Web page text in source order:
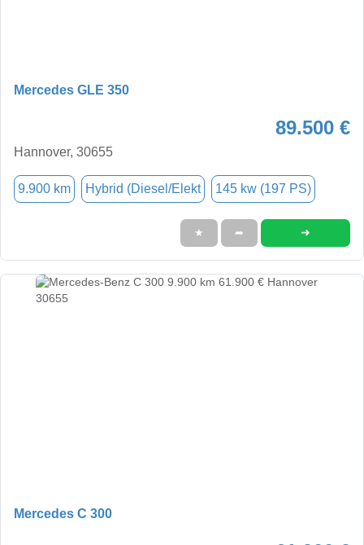
Mercedes GLE 350
89.500 €
Hannover, 30655
9.900 km Hybrid (Diesel/Elekt 145 kw (197 PS)
★ ➦ ➜
Mercedes C 300